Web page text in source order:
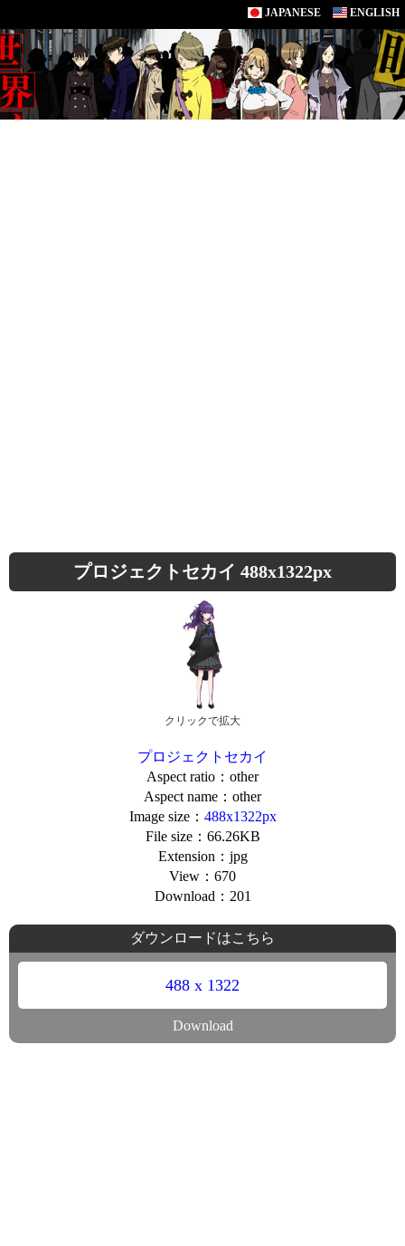
JAPANESE ENGLISH
プロジェクトセカイ 488x1322px
クリックで拡大
プロジェクトセカイ
Aspect ratio：other
Aspect name：other
Image size： 488x1322px
File size：66.26KB
Extension：jpg
View：670
Download：201
ダウンロードはこちら
488 x 1322
Download